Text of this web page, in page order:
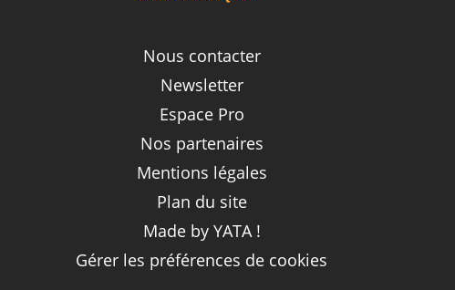
Nous contacter
Newsletter
Espace Pro
Nos partenaires
Mentions légales
Plan du site
Made by YATA !
Gérer les préférences de cookies